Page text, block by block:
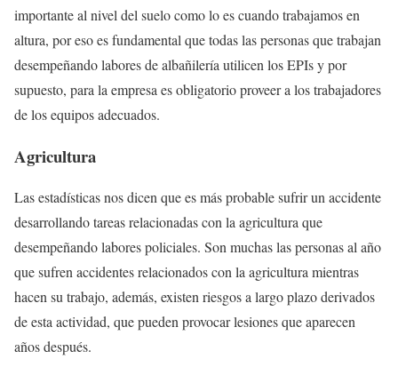
importante al nivel del suelo como lo es cuando trabajamos en
altura, por eso es fundamental que todas las personas que trabajan
desempeñando labores de albañilería utilicen los EPIs y por
supuesto, para la empresa es obligatorio proveer a los trabajadores
de los equipos adecuados.
Agricultura
Las estadísticas nos dicen que es más probable sufrir un accidente
desarrollando tareas relacionadas con la agricultura que
desempeñando labores policiales. Son muchas las personas al año
que sufren accidentes relacionados con la agricultura mientras
hacen su trabajo, además, existen riesgos a largo plazo derivados
de esta actividad, que pueden provocar lesiones que aparecen
años después.